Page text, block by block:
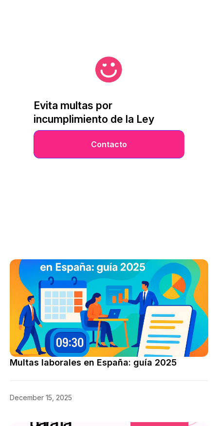
Evita multas por
incumplimiento de la Ley
Contacto
Multas laborales en España: guía 2025
December 15, 2025